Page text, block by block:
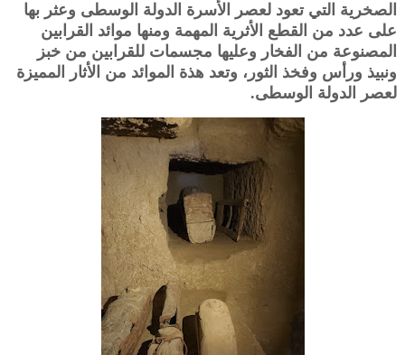
الصخرية التي تعود لعصر الأسرة الدولة الوسطى وعثر بها
على عدد من القطع الأثرية المهمة ومنها موائد القرابين
المصنوعة من الفخار وعليها مجسمات للقرابين من خبز
ونبيذ ورأس وفخذ الثور، وتعد هذة الموائد من الأثار المميزة
لعصر الدولة الوسطى.